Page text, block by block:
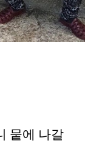
뭍에 나갈